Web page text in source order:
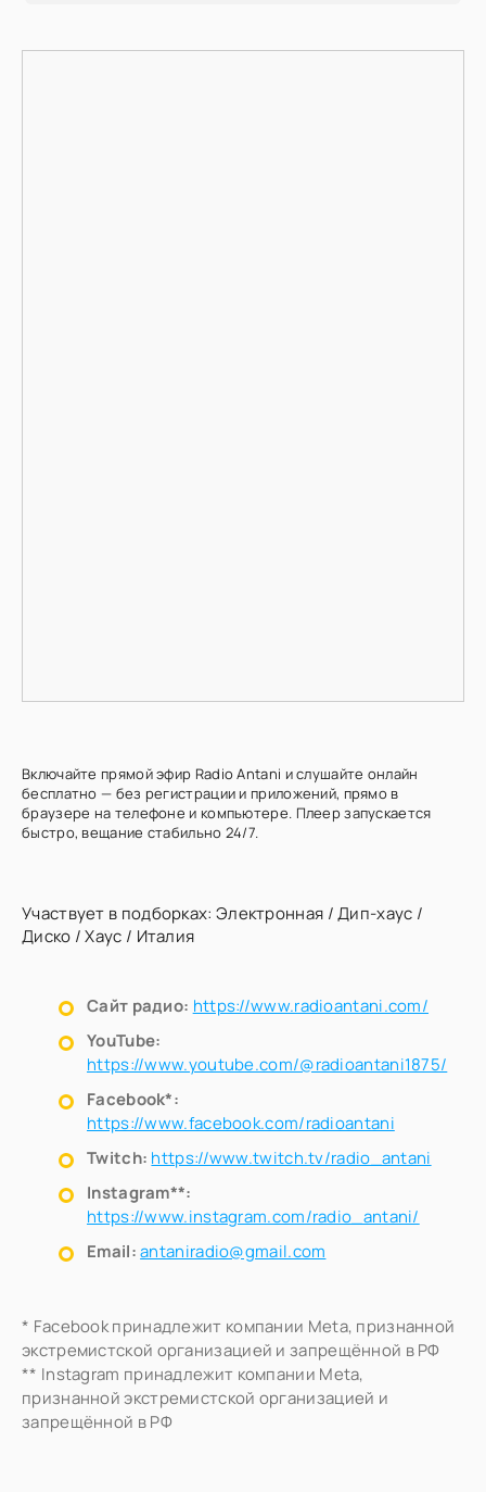
Включайте прямой эфир Radio Antani и слушайте онлайн
бесплатно — без регистрации и приложений, прямо в
браузере на телефоне и компьютере. Плеер запускается
быстро, вещание стабильно 24/7.
Участвует в подборках: Электронная /Дип-хаус /
Диско /Хаус / Италия
Сайт радио: https://www.radioantani.com/
YouTube:
https://www.youtube.com/@radioantani1875/
Facebook*:
https://www.facebook.com/radioantani
Twitch: https://www.twitch.tv/radio_antani
Instagram**:
https://www.instagram.com/radio_antani/
Email:antaniradio@gmail.com
* Facebook принадлежит компании Meta, признанной
экстремистской организацией и запрещённой в РФ
** Instagram принадлежит компании Meta,
признанной экстремистской организацией и
запрещённой в РФ